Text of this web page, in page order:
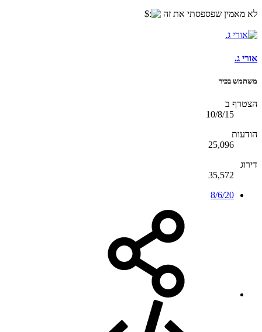
לא מאמין שפספסתי את זה
אורי ג.
משתמש בכיר
הצטרף ב
10/8/15
הודעות
25,096
דירוג
35,572
8/6/20